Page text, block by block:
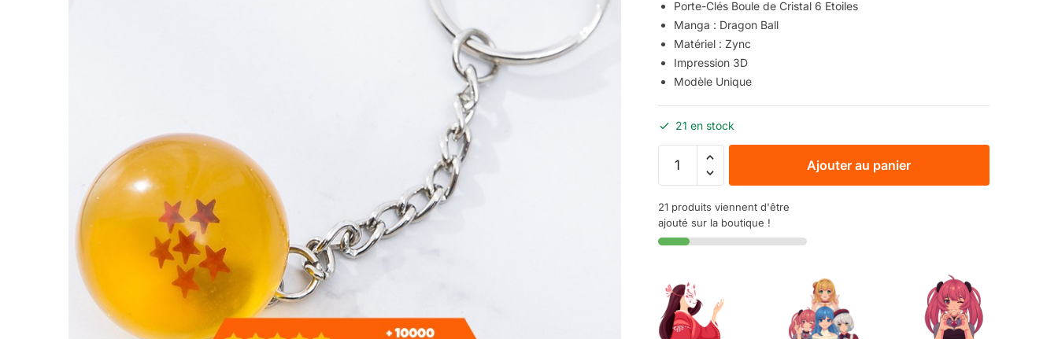
Porte-Clés Boule de Cristal 6 Etoiles
Manga : Dragon Ball
Matériel : Zync
Impression 3D
Modèle Unique
21 en stock
Ajouter au panier
21 produits viennent d'être
ajouté sur la boutique !